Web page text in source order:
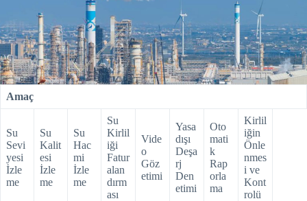
Amaç
Su
Sevi
yesi
İzle
me
Su
Kalit
esi
İzle
me
Su
Hac
mi
İzle
me
Su
Kirlil
iği
Fatur
alan
dırm
ası
Vide
o
Göz
etimi
Yasa
dışı
Deşa
rj
Den
etimi
Oto
mati
k
Rap
orla
ma
Kirlil
iğin
Önle
nmes
i ve
Kont
rolü